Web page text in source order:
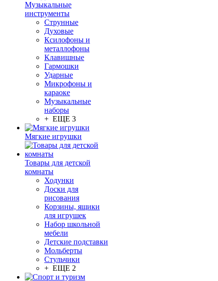
Музыкальные
инструменты
Струнные
Духовые
Ксилофоны и
металлофоны
Клавишные
Гармошки
Ударные
Микрофоны и
караоке
Музыкальные
наборы
+ ЕЩЕ 3
Мягкие игрушки
Товары для детской
комнаты
Ходунки
Доски для
рисования
Корзины, ящики
для игрушек
Набор школьной
мебели
Детские подставки
Мольберты
Стульчики
+ ЕЩЕ 2